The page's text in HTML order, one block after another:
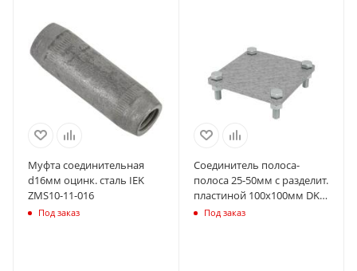
Муфта соединительная
d16мм оцинк. сталь IEK
ZMS10-11-016
Под заказ
Соединитель полоса-
полоса 25-50мм с разделит.
пластиной 100х100мм DKC
NG3106
Под заказ